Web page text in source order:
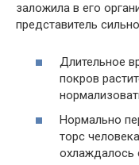
заложила в его
представитель
Длительное
покров
Нормально
торс
охлаждалось